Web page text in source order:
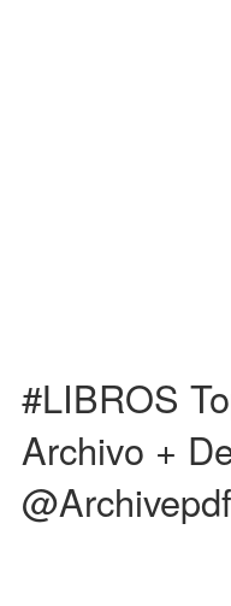
#LIBROS
Archivo +
@archivepdf